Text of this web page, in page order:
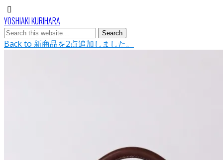
YOSHIAKI KURIHARA
Back to 新商品を2点追加しました。